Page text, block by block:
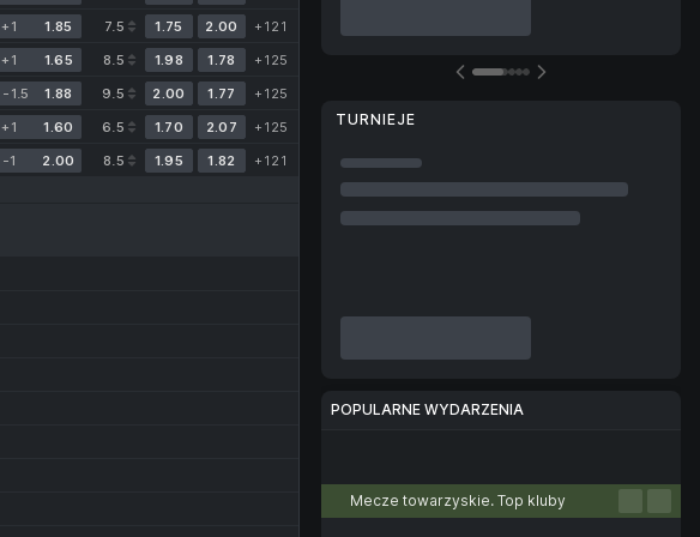
+1 1.85 7.5 1.75 2.00
+121
+1 1.65 8.5 1.98 1.78
+125
-1.5 1.88 9.5 2.00 1.77
+125
+1 1.60 6.5 1.70 2.07
+125
-1 2.00 8.5 1.95 1.82 +121
TURNIEJE
POPULARNE WYDARZENIA
Mecze towarzyskie. Top kluby